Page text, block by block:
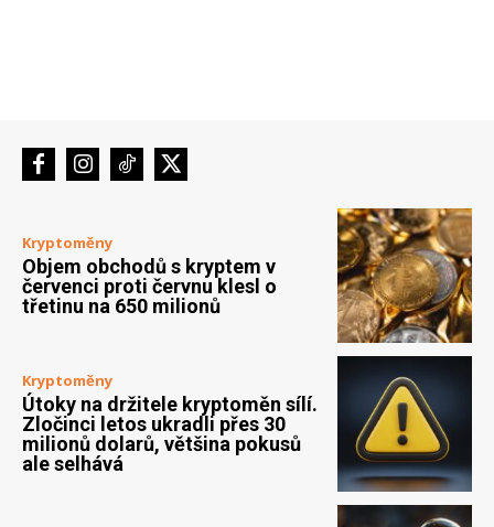
Kryptoměny
Objem obchodů s kryptem v
červenci proti červnu klesl o
třetinu na 650 milionů
Kryptoměny
Útoky na držitele kryptoměn sílí.
Zločinci letos ukradli přes 30
milionů dolarů, většina pokusů
ale selhává